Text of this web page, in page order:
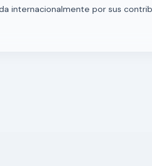
internacionalmente por sus